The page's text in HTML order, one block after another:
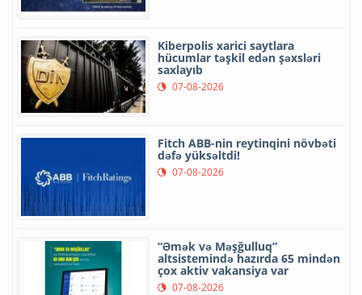
Kiberpolis xarici saytlara
hücumlar təşkil edən şəxsləri
saxlayıb
07-08-2026
Fitch ABB-nin reytinqini növbəti
dəfə yüksəltdi!
07-08-2026
“Əmək və Məşğulluq”
altsistemində hazırda 65 mindən
çox aktiv vakansiya var
07-08-2026